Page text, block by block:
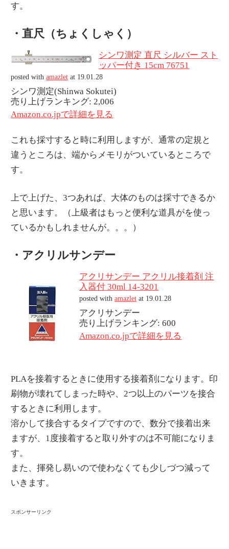
す。
・直尺（ちょくしゃく）
シンワ測定 直尺 シルバー スト
ッパー付き 15cm 76751
posted withamazlet at 19.01.28
シンワ測定(Shinwa Sokutei)
売り上げランキング: 2,006
Amazon.co.jpで詳細を見る
これも採寸すると時に利用しますが、通常の定規と
違うところは、端からメモリがついているところで
す。
上で上げた、3つあれば、大体のものは採寸できるか
と思います。（上級者はもっと便利な道具がを使っ
ているかもしれませんが。。。）
・アクリルサンデー
アクリサンデー アクリル接着剤 注
入器付 30ml 14-3201
posted withamazlet at 19.01.28
アクリサンデー
売り上げランキング: 600
Amazon.co.jpで詳細を見る
PLAを接着するときに使用する接着剤になります。印
刷物が壊れてしまった時や、2つ以上のパーツを接合
するときに利用します。
溶かして接合するタイプですので、数分で接着出来
ますが、1度接着すると取り外すのは不可能になりま
す。
また、揮発し易いので使わなくても少しづつ減って
いきます。
スポンサーリンク